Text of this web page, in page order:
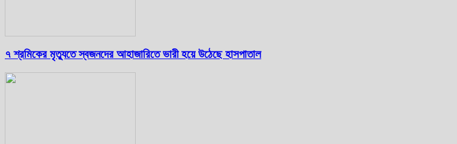
৭ শ্রমিকের মৃত্যুতে স্বজনদের আহাজারিতে ভারী হয়ে উঠেছে হাসপাতাল